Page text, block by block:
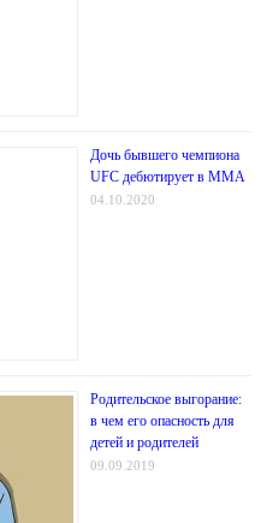
Дочь бывшего чемпиона
UFC дебютирует в MMA
04.10.2020
Родительское выгорание:
в чем его опасность для
детей и родителей
09.09.2019